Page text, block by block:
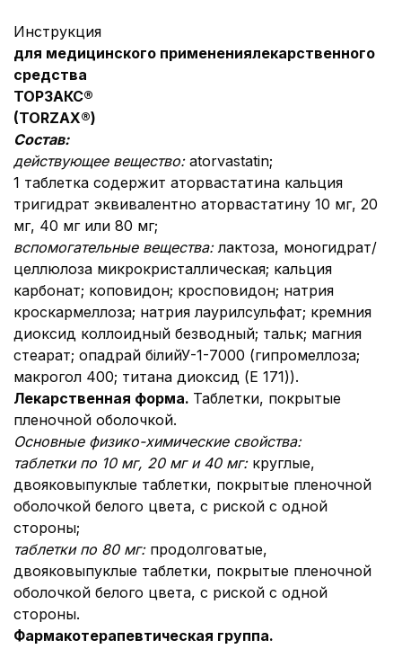
Инструкция
для медицинского применениялекарственного
средства
ТОРЗАКС®
(TORZAX®)
Состав:
действующее вещество: atorvastatin;
1 таблетка содержит аторвастатина кальция
тригидрат эквивалентно аторвастатину 10 мг, 20
мг, 40 мг или 80 мг;
вспомогательные вещества:лактоза, моногидрат/
целлюлоза микрокристаллическая; кальция
карбонат; коповидон; кросповидон; натрия
кроскармеллоза; натрия лаурилсульфат; кремния
диоксид коллоидный безводный; тальк; магния
стеарат; опадрай білийУ-1-7000 (гипромеллоза;
макрогол 400; титана диоксид (E 171)).
Лекарственная форма. Таблетки, покрытые
пленочной оболочкой.
Основные физико-химические свойства:
таблетки по 10 мг, 20 мг и 40 мг: круглые,
двояковыпуклые таблетки, покрытые пленочной
оболочкой белого цвета, с риской с одной
стороны;
таблетки по 80 мг: продолговатые,
двояковыпуклые таблетки, покрытые пленочной
оболочкой белого цвета, с риской с одной
стороны.
Фармакотерапевтическая группа.